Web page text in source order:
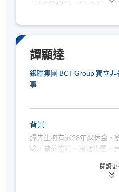
圖表解讀
4. 專業交易三部曲
定出市點
面對變數
大通資產管理、匯豐銀行、
譚顯達
銀聯集團 BCT Group 獨立非
事
背景
譚先生擁有逾28年退休金、
驗，曾於宏利、惠理集團、
風險管理委員會主席；亦積
閱讀更